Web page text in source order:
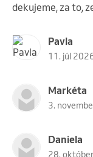
dekujeme, za to,
Pavla
11. júl
Markéta
3.
Daniela
28.